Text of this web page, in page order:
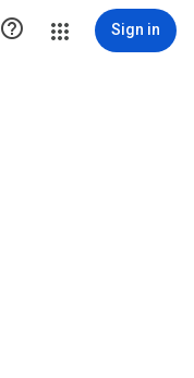
 Sign in